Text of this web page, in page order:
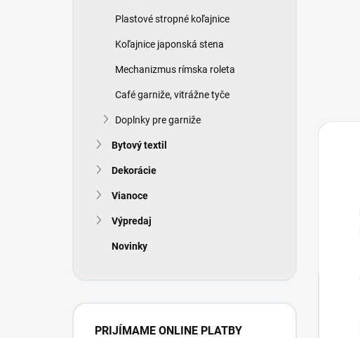
Plastové stropné koľajnice
Koľajnice japonská stena
Mechanizmus rímska roleta
Café garniže, vitrážne tyče
Doplnky pre garniže
Bytový textil
Dekorácie
Vianoce
Výpredaj
Novinky
PRIJÍMAME ONLINE PLATBY